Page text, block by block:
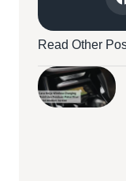
Read Other